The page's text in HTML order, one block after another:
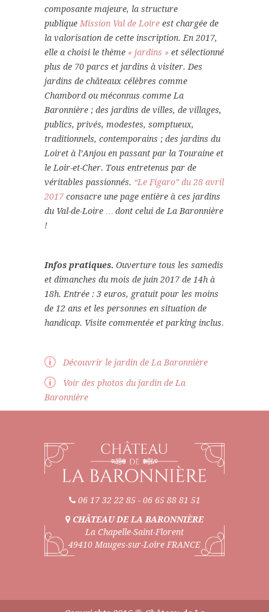
composante majeure, la structure
publique Mission Val de Loire est chargée de
la valorisation de cette inscription. En 2017,
elle a choisi le thème « jardins » et sélectionné
plus de 70 parcs et jardins à visiter. Des
jardins de châteaux célèbres comme
Chambord ou méconnus comme La
Baronnière ; des jardins de villes, de villages,
publics, privés, modestes, somptueux,
traditionnels, contemporains ; des jardins du
Loiret à l’Anjou en passant par la Touraine et
le Loir-et-Cher. Tous entretenus par de
véritables passionnés. “Le Figaro” du 28 avril
2017 consacre une page entière à ces jardins
du Val-de-Loire … dont celui de La Baronnière
!
Infos pratiques. Ouverture tous les samedis
et dimanches du mois de juin 2017 de 14h à
18h. Entrée : 3 euros, gratuit pour les moins
de 12 ans et les personnes en situation de
handicap. Visite commentée et parking inclus.
Découvrir le jardin de La Baronnière
Voir des photos du jardin de La
Baronnière
06 17 32 22 85- 06 65 88 81 51
CHÂTEAU DE LA BARONNIÈRE
La Chapelle-Saint-Florent
49410 Mauges-sur-Loire FRANCE